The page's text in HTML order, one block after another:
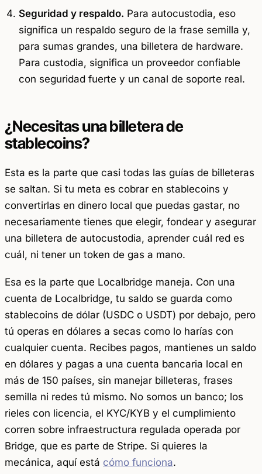
Seguridad y respaldo. Para autocustodia, eso
significa un respaldo seguro de la frase semilla y,
para sumas grandes, una billetera de hardware.
Para custodia, significa un proveedor confiable
con seguridad fuerte y un canal de soporte real.
¿Necesitas una billetera de
stablecoins?
Esta es la parte que casi todas las guías de billeteras
se saltan. Si tu meta es cobrar en stablecoins y
convertirlas en dinero local que puedas gastar, no
necesariamente tienes que elegir, fondear y asegurar
una billetera de autocustodia, aprender cuál red es
cuál, ni tener un token de gas a mano.
Esa es la parte que Localbridge maneja. Con una
cuenta de Localbridge, tu saldo se guarda como
stablecoins de dólar (USDC o USDT) por debajo, pero
tú operas en dólares a secas como lo harías con
cualquier cuenta. Recibes pagos, mantienes un saldo
en dólares y pagas a una cuenta bancaria local en
más de 150 países, sin manejar billeteras, frases
semilla ni redes tú mismo. No somos un banco; los
rieles con licencia, el KYC/KYB y el cumplimiento
corren sobre infraestructura regulada operada por
Bridge, que es parte de Stripe. Si quieres la
mecánica, aquí está cómo funciona.